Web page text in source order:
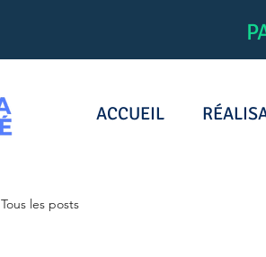
ACCUEIL
Tous les posts